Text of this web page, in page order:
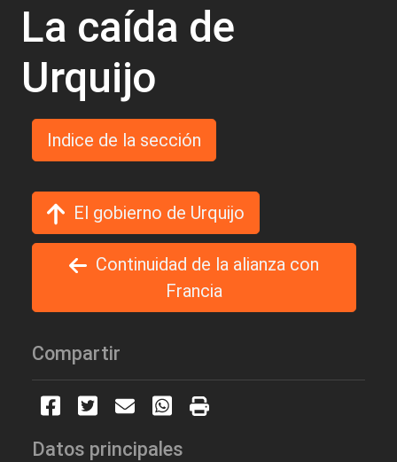
La caída de
Urquijo
Indice de la sección
El gobierno de Urquijo
Continuidad de la alianza con
Francia
Compartir
Datos principales